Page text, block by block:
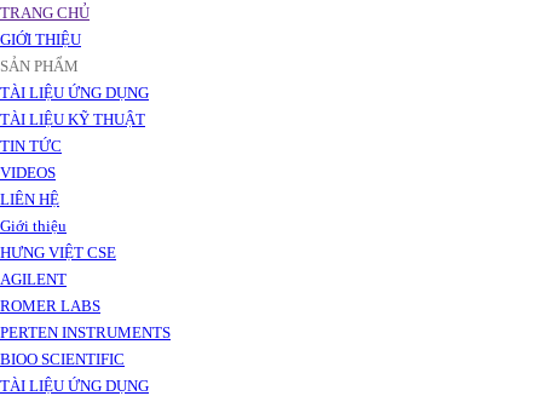
TRANG CHỦ
GIỚI THIỆU
SẢN PHẨM
TÀI LIỆU ỨNG DỤNG
TÀI LIỆU KỸ THUẬT
TIN TỨC
VIDEOS
LIÊN HỆ
Giới thiệu
HƯNG VIỆT CSE
AGILENT
ROMER LABS
PERTEN INSTRUMENTS
BIOO SCIENTIFIC
TÀI LIỆU ỨNG DỤNG